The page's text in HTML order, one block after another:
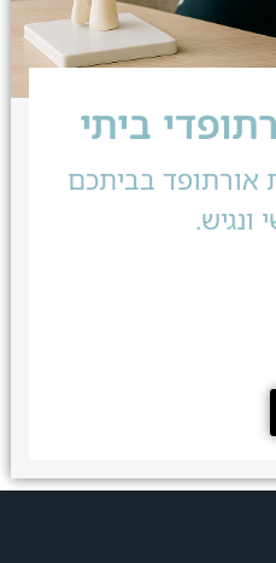
ביתי
אורתופד בביתכם
ונגיש.